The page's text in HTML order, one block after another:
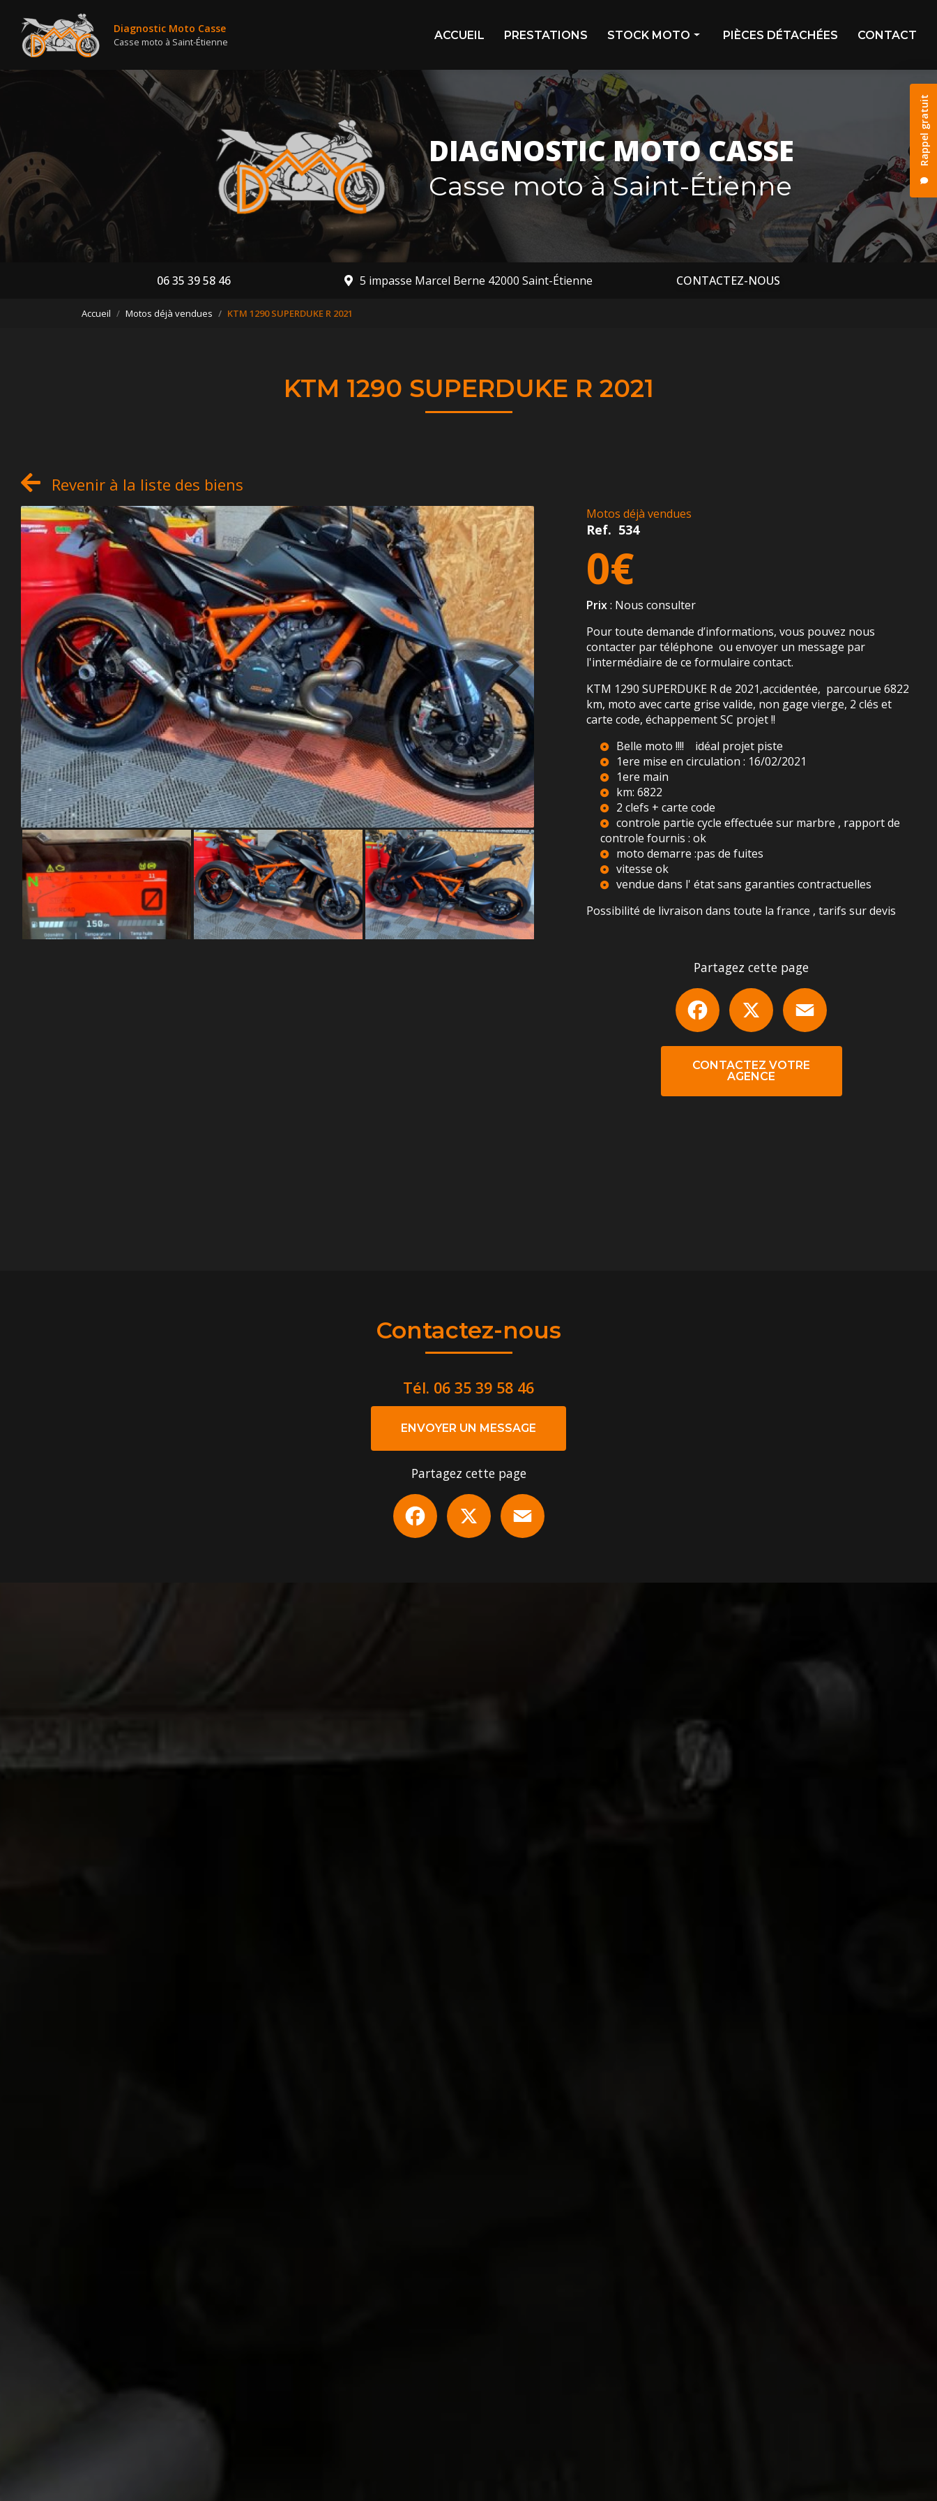
contenu
principal
Diagnostic Moto Casse
Casse moto à Saint-Étienne
Rappel gratuit
ACCUEIL PRESTATIONS STOCK MOTO
Arrivage
En stock
Motos déjà vendues
Motos réservées
PIÈCES DÉTACHÉES CONTACT
DIAGNOSTIC MOTO CASSE
Casse moto à Saint-Étienne
06 35 39 58 46 5 impasse Marcel Berne 42000 Saint-Étienne CONTACTEZ-NOUS
Accueil Motos déjà vendues KTM 1290 SUPERDUKE R 2021
KTM 1290 SUPERDUKE R 2021
Revenir à la liste des biens
Motos déjà vendues
Ref. 534
0€
Prix: Nous consulter
Pour toute demande d’informations, vous pouvez nous
contacter par téléphone ou envoyer un message par
l'intermédiaire de ce formulaire contact.
KTM 1290 SUPERDUKE R de 2021,accidentée, parcourue 6822
km, moto avec carte grise valide, non gage vierge, 2 clés et
carte code, échappement SC projet !!
Belle moto !!!! idéal projet piste
1ere mise en circulation : 16/02/2021
1ere main
km: 6822
2 clefs + carte code
controle partie cycle effectuée sur marbre , rapport de
controle fournis : ok
moto demarre :pas de fuites
vitesse ok
vendue dans l' état sans garanties contractuelles
Possibilité de livraison dans toute la france , tarifs sur devis
Partagez cette page
Facebook
CONTACTEZ VOTRE
AGENCE
Contactez-nous
Tél. 06 35 39 58 46
ENVOYER UN MESSAGE
Partagez cette page
Facebook